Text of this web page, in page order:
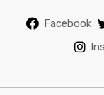
Facebook